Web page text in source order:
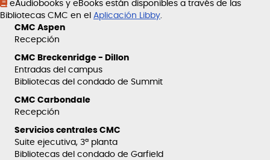
eAudiobooks y eBooks están disponibles a través de las
Bibliotecas CMC en el Aplicación Libby.
CMC Aspen
Recepción
CMC Breckenridge - Dillon
Entradas del campus
Bibliotecas del condado de Summit
CMC Carbondale
Recepción
Servicios centrales CMC
Suite ejecutiva, 3ª planta
Bibliotecas del condado de Garfield